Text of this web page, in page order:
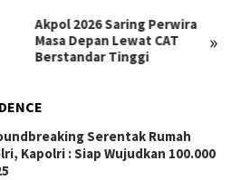
»
Akpol 2026 Saring Perwira
Masa Depan Lewat CAT
Berstandar Tinggi
Serentak Rumah
Kapolri : Siap Wujudkan 100.000